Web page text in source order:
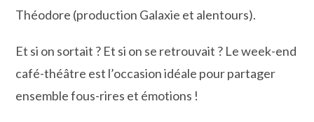
Théodore (production Galaxie et alentours).
Et si on sortait ? Et si on se retrouvait ? Le week-end
café-théâtre est l’occasion idéale pour partager
ensemble fous-rires et émotions !